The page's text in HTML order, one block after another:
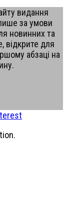
видання
за умови
новинних та
відкрите для
абзаці на